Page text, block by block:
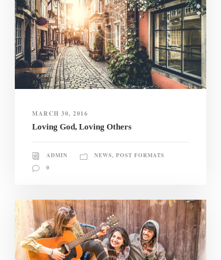
MARCH 30, 2016
Loving God, Loving Others
ADMIN NEWS, POST FORMATS
0